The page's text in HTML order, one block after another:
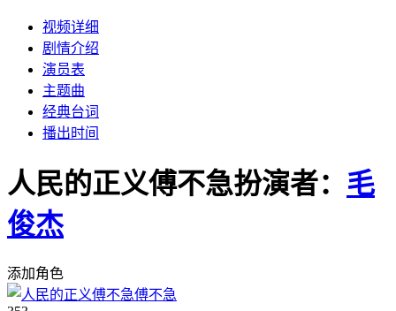
视频详细
剧情介绍
演员表
主题曲
经典台词
播出时间
人民的正义傅不急扮演者： 毛
俊杰
添加角色
傅不急